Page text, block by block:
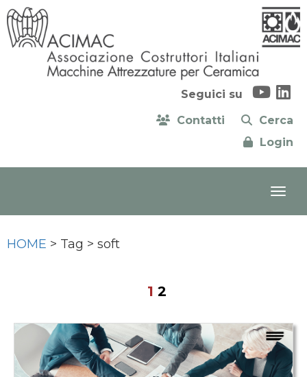
Seguici su
Contatti
Cerca
Login
HOME > Tag > soft
1 2